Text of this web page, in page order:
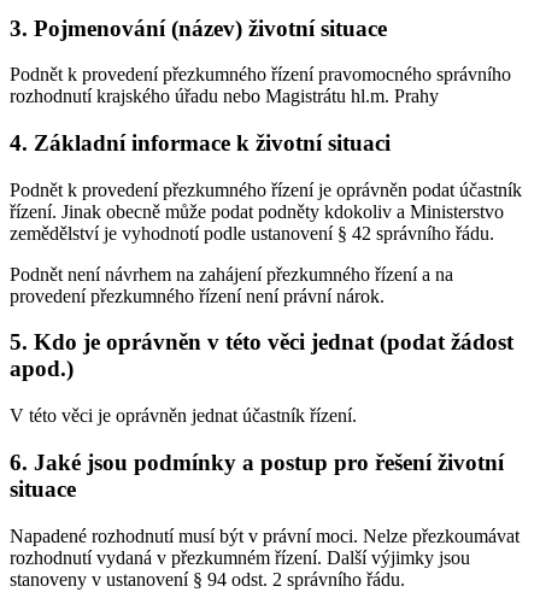
3. Pojmenování (název) životní situace
Podnět k provedení přezkumného řízení pravomocného správního
rozhodnutí krajského úřadu nebo Magistrátu hl.m. Prahy
4. Základní informace k životní situaci
Podnět k provedení přezkumného řízení je oprávněn podat účastník
řízení. Jinak obecně může podat podněty kdokoliv a Ministerstvo
zemědělství je vyhodnotí podle ustanovení § 42 správního řádu.
Podnět není návrhem na zahájení přezkumného řízení a na
provedení přezkumného řízení není právní nárok.
5. Kdo je oprávněn v této věci jednat (podat žádost
apod.)
V této věci je oprávněn jednat účastník řízení.
6. Jaké jsou podmínky a postup pro řešení životní
situace
Napadené rozhodnutí musí být v právní moci. Nelze přezkoumávat
rozhodnutí vydaná v přezkumném řízení. Další výjimky jsou
stanoveny v ustanovení § 94 odst. 2 správního řádu.